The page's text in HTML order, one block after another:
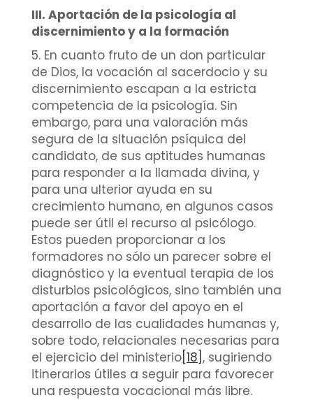
III. Aportación de la psicología al
discernimiento y a la formación
5. En cuanto fruto de un don particular
de Dios, la vocación al sacerdocio y su
discernimiento escapan a la estricta
competencia de la psicología. Sin
embargo, para una valoración más
segura de la situación psíquica del
candidato, de sus aptitudes humanas
para responder a la llamada divina, y
para una ulterior ayuda en su
crecimiento humano, en algunos casos
puede ser útil el recurso al psicólogo.
Estos pueden proporcionar a los
formadores no sólo un parecer sobre el
diagnóstico y la eventual terapia de los
disturbios psicológicos, sino también una
aportación a favor del apoyo en el
desarrollo de las cualidades humanas y,
sobre todo, relacionales necesarias para
el ejercicio del ministerio [18] , sugiriendo
itinerarios útiles a seguir para favorecer
una respuesta vocacional más libre.